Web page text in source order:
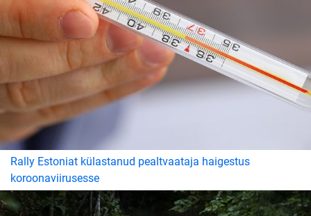
Rally Estoniat külastanud pealtvaataja haigestus
koroonaviirusesse